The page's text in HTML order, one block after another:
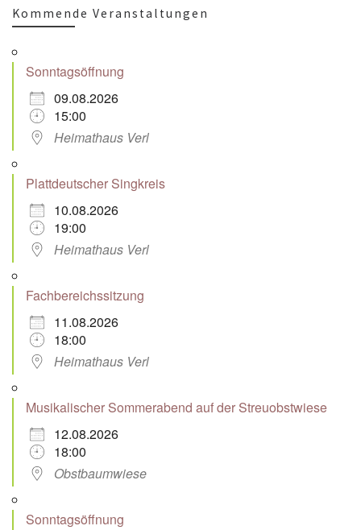
Kommende Veranstaltungen
Sonntagsöffnung
09.08.2026
15:00
Heimathaus Verl
Plattdeutscher Singkreis
10.08.2026
19:00
Heimathaus Verl
Fachbereichssitzung
11.08.2026
18:00
Heimathaus Verl
Musikalischer Sommerabend auf der Streuobstwiese
12.08.2026
18:00
Obstbaumwiese
Sonntagsöffnung